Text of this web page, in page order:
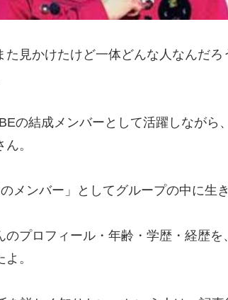
た見かけたけど一体どんな人なんだ
の結成メンバーとして活躍しながら
。
メンバー」としてグループの中に生
のプロフィール・年齢・学歴・経歴
。